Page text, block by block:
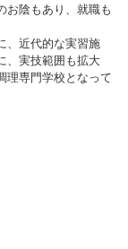
お陰もあり、就職も
、近代的な実習施
、実技範囲も拡大
理専門学校となって